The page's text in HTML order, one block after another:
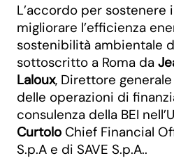
L’accordo per
migliorare l’efficienza
sostenibilità ambientale
sottoscritto a Roma da
Laloux, Direttore
delle operazioni di
consulenza della BEI
Curtolo Chief Financial
S.p.A e di SAVE S.p.A..